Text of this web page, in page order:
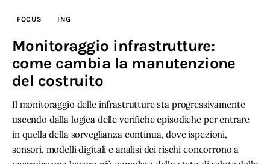
FOCUS ING
Monitoraggio infrastrutture:
come cambia la manutenzione
del costruito
Il monitoraggio delle infrastrutture sta progressivamente
uscendo dalla logica delle verifiche episodiche per entrare
in quella della sorveglianza continua, dove ispezioni,
sensori, modelli digitali e analisi dei rischi concorrono a